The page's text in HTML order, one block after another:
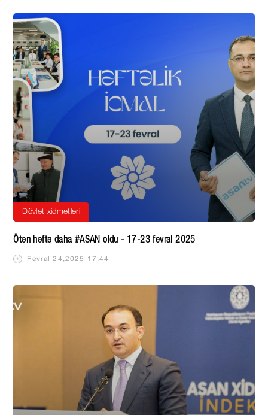
Ötən həftə daha #ASAN oldu - 17-23 fevral 2025
Fevral 24,2025 17:44
Dövlət xidmətləri